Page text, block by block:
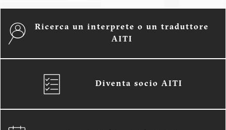
Ricerca un interprete o un traduttore
AITI
Diventa socio AITI